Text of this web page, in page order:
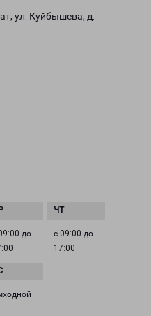
ул. Куйбышева, д.
до
с 09:00 до
17:00